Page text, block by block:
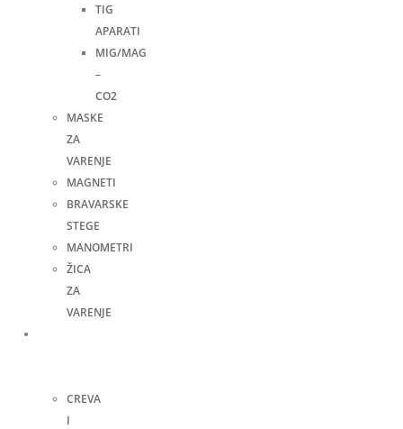
TIG
APARATI
MIG/MAG
–
CO2
MASKE
ZA
VARENJE
MAGNETI
BRAVARSKE
STEGE
MANOMETRI
ŽICA
ZA
VARENJE
CREVA
I